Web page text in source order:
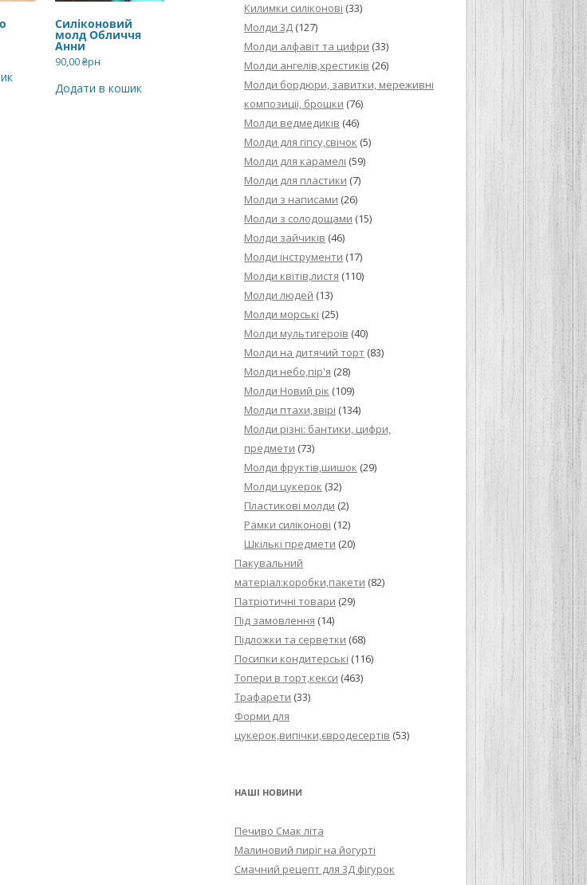
Силіконовий
молд Обличчя
Анни
90,00₴рн
Додати в кошик
Килимки силіконові (33)
Молди 3Д (127)
Молди алфавіт та цифри (33)
Молди ангелів,хрестиків (26)
Молди бордюри, завитки, мереживні
композиції, брошки (76)
Молди ведмедиків (46)
Молди для гіпсу,свічок (5)
Молди для карамелі (59)
Молди для пластики (7)
Молди з написами (26)
Молди з солодощами (15)
Молди зайчиків (46)
Молди інструменти (17)
Молди квітів,листя (110)
Молди людей (13)
Молди морські (25)
Молди мультигероїв (40)
Молди на дитячий торт (83)
Молди небо,пір'я (28)
Молди Новий рік (109)
Молди птахи,звірі (134)
Молди різні: бантики, цифри,
предмети (73)
Молди фруктів,шишок (29)
Молди цукерок (32)
Пластикові молди (2)
Рамки силіконові (12)
Шкількі предмети (20)
Пакувальний
матеріал:коробки,пакети (82)
Патріотичні товари (29)
Під замовлення (14)
Підложки та серветки (68)
Посипки кондитерські (116)
Топери в торт,кекси (463)
Трафарети (33)
Форми для
цукерок,випічки,євродесертів (53)
НАШІ НОВИНИ
Печиво Смак літа
Малиновий пиріг на йогурті
Смачний рецепт для 3Д фігурок